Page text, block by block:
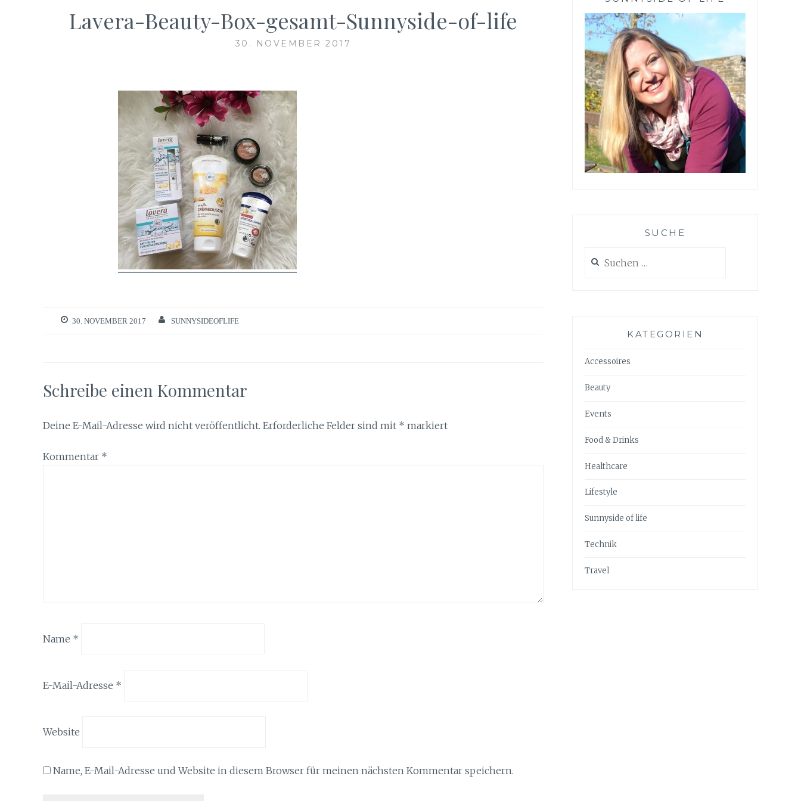
Lavera-Beauty-Box-gesamt-Sunnyside-of-life
30. NOVEMBER 2017
30. NOVEMBER 2017 SUNNYSIDEOFLIFE
Schreibe einen Kommentar
Deine E-Mail-Adresse wird nicht veröffentlicht. Erforderliche Felder sind mit * markiert
Kommentar *
Name *
E-Mail-Adresse *
Website
Name, E-Mail-Adresse und Website in diesem Browser für meinen nächsten Kommentar speichern.
SUCHE
nach:
KATEGORIEN
Accessoires
Beauty
Events
Food & Drinks
Healthcare
Lifestyle
Sunnyside of life
Technik
Travel